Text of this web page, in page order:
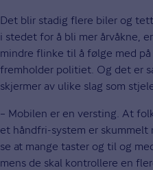
Det blir stadig flere biler og
i stedet for å bli mer årvåkne,
mindre flinke til å følge med
fremholder politiet. Og det er
skjermer av ulike slag som
– Mobilen er en versting. At
et håndfri-system er skummelt
se at mange taster og til og
mens de skal kontrollere en